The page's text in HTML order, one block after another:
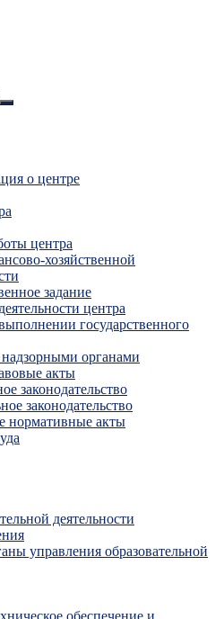
о центре
центра
хозяйственной
задание
центра
государственного
органами
акты
законодательство
законодательство
нормативные акты
деятельности
управления образовательной
обеспечение и